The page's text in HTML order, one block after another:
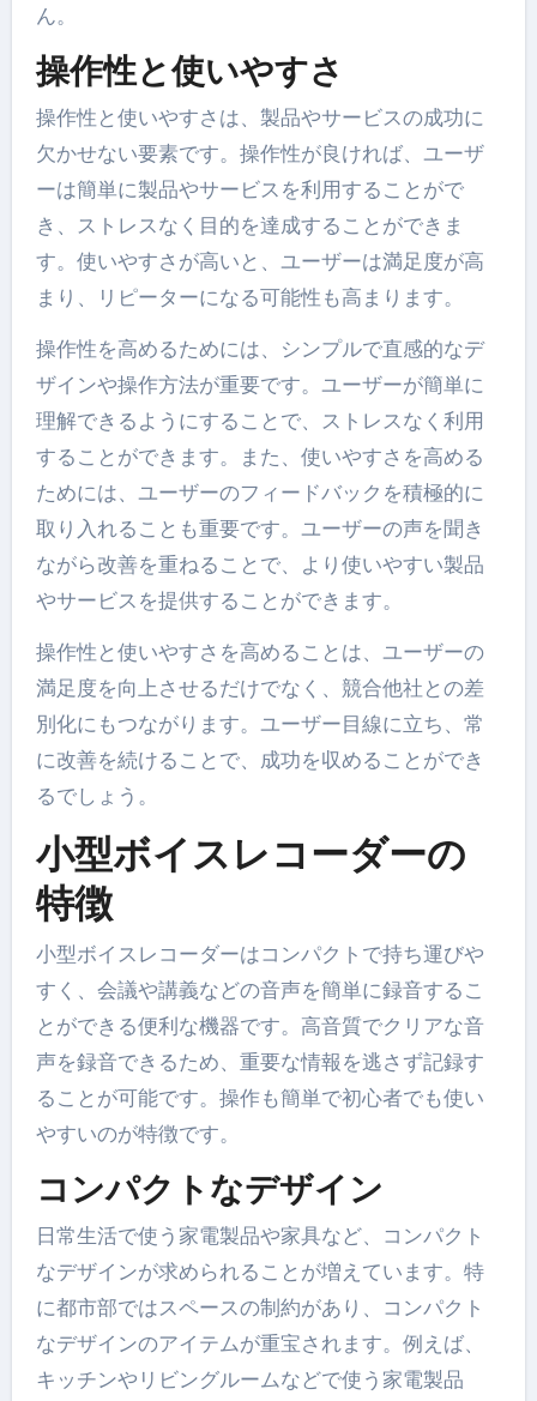
ん。
操作性と使いやすさ
操作性と使いやすさは、製品やサービスの成功に
欠かせない要素です。操作性が良ければ、ユーザ
ーは簡単に製品やサービスを利用することがで
き、ストレスなく目的を達成することができま
す。使いやすさが高いと、ユーザーは満足度が高
まり、リピーターになる可能性も高まります。
操作性を高めるためには、シンプルで直感的なデ
ザインや操作方法が重要です。ユーザーが簡単に
理解できるようにすることで、ストレスなく利用
することができます。また、使いやすさを高める
ためには、ユーザーのフィードバックを積極的に
取り入れることも重要です。ユーザーの声を聞き
ながら改善を重ねることで、より使いやすい製品
やサービスを提供することができます。
操作性と使いやすさを高めることは、ユーザーの
満足度を向上させるだけでなく、競合他社との差
別化にもつながります。ユーザー目線に立ち、常
に改善を続けることで、成功を収めることができ
るでしょう。
小型ボイスレコーダーの
特徴
小型ボイスレコーダーはコンパクトで持ち運びや
すく、会議や講義などの音声を簡単に録音するこ
とができる便利な機器です。高音質でクリアな音
声を録音できるため、重要な情報を逃さず記録す
ることが可能です。操作も簡単で初心者でも使い
やすいのが特徴です。
コンパクトなデザイン
日常生活で使う家電製品や家具など、コンパクト
なデザインが求められることが増えています。特
に都市部ではスペースの制約があり、コンパクト
なデザインのアイテムが重宝されます。例えば、
キッチンやリビングルームなどで使う家電製品